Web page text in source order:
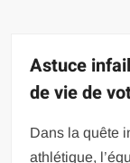
Astuce
de vie de
Dans la quête
athlétique,